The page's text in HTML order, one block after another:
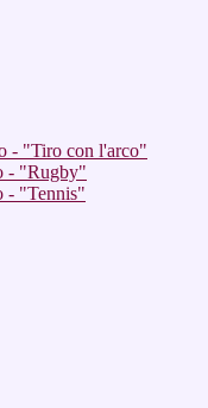
- "Tiro con l'arco"
- "Rugby"
- "Tennis"